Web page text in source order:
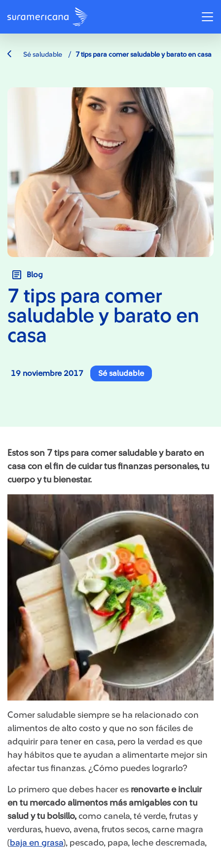
Sé saludable / 7 tips para comer saludable y barato en casa
Blog
7 tips para comer
saludable y barato en
casa
19 noviembre 2017 Sé saludable
Estos son 7 tips para comer saludable y barato en
casa con el fin de cuidar tus finanzas personales, tu
cuerpo y tu bienestar.
Comer saludable siempre se ha relacionado con
alimentos de alto costo y que no son fáciles de
adquirir para tener en casa, pero la verdad es que
hay hábitos que te ayudan a alimentarte mejor sin
afectar tus finanzas. ¿Cómo puedes lograrlo?
Lo primero que debes hacer es renovarte e incluir
en tu mercado alimentos más amigables con tu
salud y tu bolsillo, como canela, té verde, frutas y
verduras, huevo, avena, frutos secos, carne magra
(baja en grasa), pescado, papa, leche descremada,